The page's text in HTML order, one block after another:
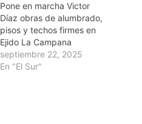
Pone en marcha Victor
Díaz obras de alumbrado,
pisos y techos firmes en
Ejido La Campana
septiembre 22, 2025
En "El Sur"